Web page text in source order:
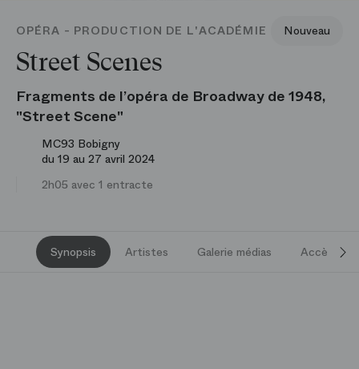
OPÉRA - PRODUCTION DE L'ACADÉMIE Nouveau
Street Scenes
Fragments de l’opéra de Broadway de 1948,
"Street Scene"
MC93 Bobigny
du 19 au 27 avril 2024
2h05 avec 1 entracte
Synopsis Artistes Galerie médias Accès et